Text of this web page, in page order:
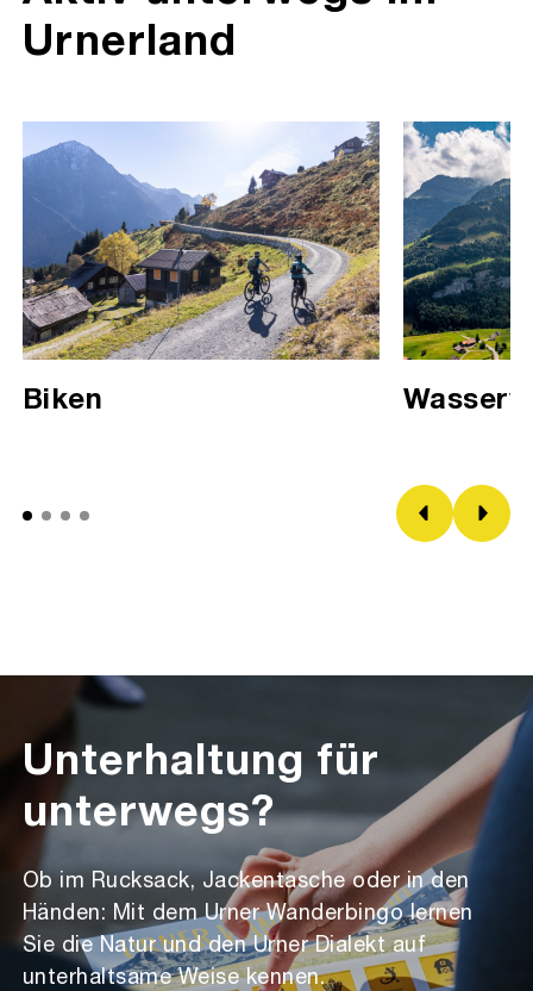
Urnerland
Biken
Unterhaltung für
unterwegs?
Ob im Rucksack, Jackentasche oder in den
Händen: Mit dem Urner Wanderbingo lernen
Sie die Natur und den Urner Dialekt auf
unterhaltsame Weise kennen.